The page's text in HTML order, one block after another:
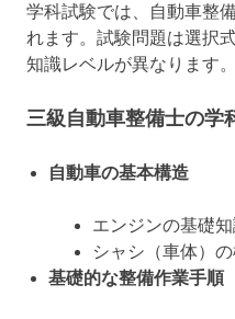
学科試験では、自動車整
れます。試験問題は選択
知識レベルが異なります。
三級自動車整備士の学
自動車の基本構造
エンジンの基礎
シャシ（車体）
基礎的な整備作業手順